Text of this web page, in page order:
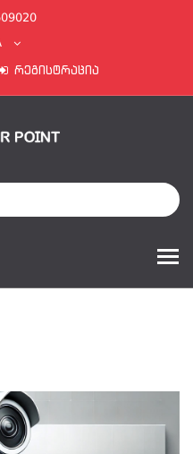
Რეგისტრაცია